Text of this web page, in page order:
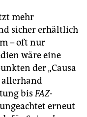
mehr
sicher erhältlich
– oft nur
wäre eine
der „Causa
allerhand
bisFAZ-
erneut